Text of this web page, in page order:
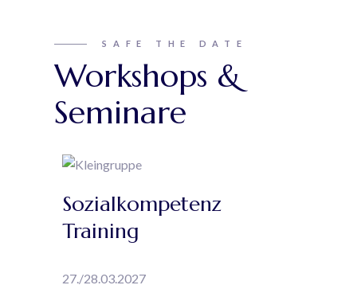
SAFE THE DATE
Workshops &
Seminare
Sozialkompetenz
Training
27./28.03.2027